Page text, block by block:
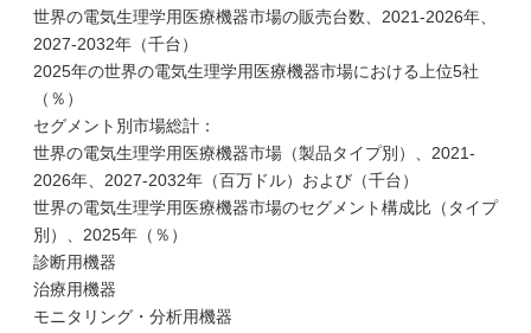
世界の電気生理学用医療機器市場の販売台数、2021-2026年、
2027-2032年（千台）
2025年の世界の電気生理学用医療機器市場における上位5社
（％）
セグメント別市場総計：
世界の電気生理学用医療機器市場（製品タイプ別）、2021-
2026年、2027-2032年（百万ドル）および（千台）
世界の電気生理学用医療機器市場のセグメント構成比（タイプ
別）、2025年（％）
診断用機器
治療用機器
モニタリング・分析用機器